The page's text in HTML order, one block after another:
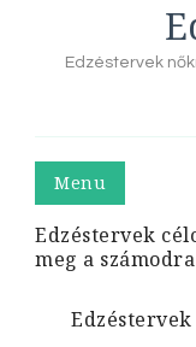
Edzéstervek
Menu
Edzéstervek
meg a